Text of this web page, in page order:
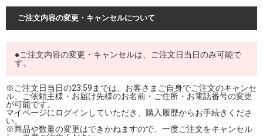
ご注文内容の変更・キャンセルについて
●ご注文内容の変更・キャンセルは、ご注文日当日のみ可能で
す。
※ご注文日当日の23:59までは、お客さまご自身でご注文のキャンセ
ル、ご依頼主様・お届け先様のお名前・ご住所・お電話番号の変更
が可能です。
マイページにログインしていただき、購入履歴からお手続きくださ
い。
※商品や数量の変更はできかねますので、一度ご注文をキャンセル